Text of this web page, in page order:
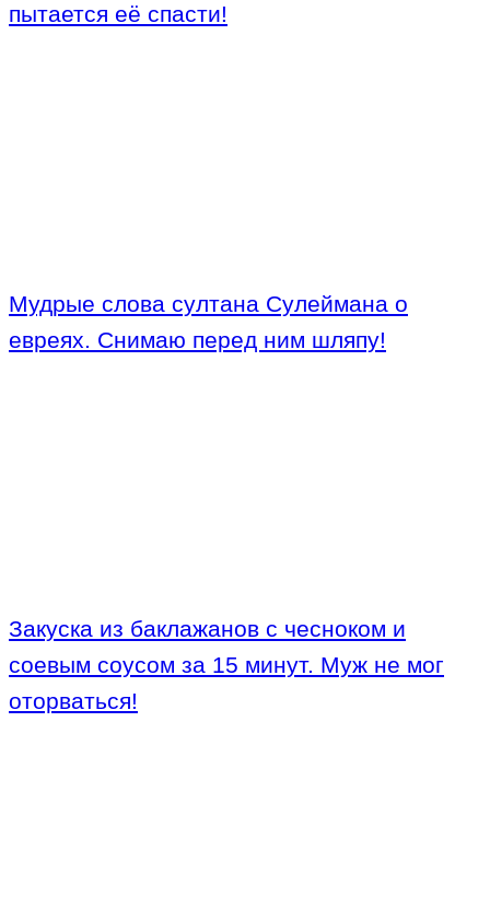
пытается её спасти!
Мудрые слова султана Сулеймана о
евреях. Снимаю перед ним шляпу!
Закуска из баклажанов с чесноком и
соевым соусом за 15 минут. Муж не мог
оторваться!